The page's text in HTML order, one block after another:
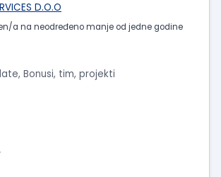
D.O.O
a na neodređeno manje od jedne godine
Bonusi, tim, projekti